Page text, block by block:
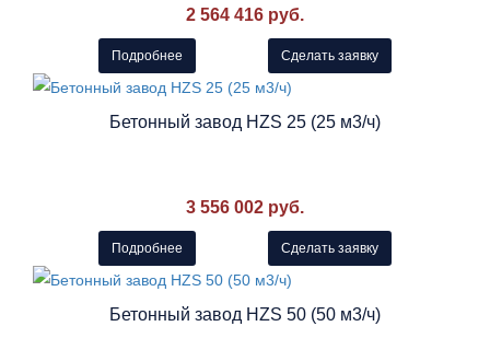
2 564 416 руб.
Подробнее Сделать заявку
Бетонный завод HZS 25 (25 м3/ч)
3 556 002 руб.
Подробнее Сделать заявку
Бетонный завод HZS 50 (50 м3/ч)